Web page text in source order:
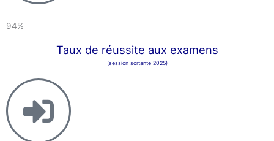
94%
Taux de réussite aux examens
(session sortante 2025)